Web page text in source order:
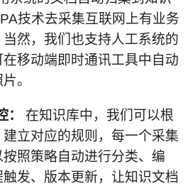
技术去采集互联网上有业务
然，我们也支持人工系统的
在移动端即时通讯工具中自动
。
在知识库中，我们可以根
立对应的规则，每一个采集
照策略自动进行分类、编
发、版本更新，让知识文档